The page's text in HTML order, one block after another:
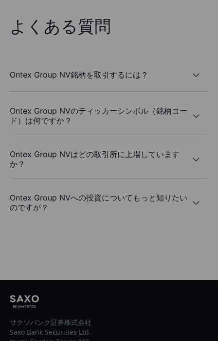
よくある質問
Ontex Group NV銘柄を取引するには？
Ontex Group NVのティッカーシンボル（銘柄コー
ド）は何ですか？
Ontex Group NVはどの取引所に上場しています
か？
Ontex Group NVへの投資についてもっと知りたい
のですが？
サクソバンク証券株式会社
Saxo Bank Securities Ltd.